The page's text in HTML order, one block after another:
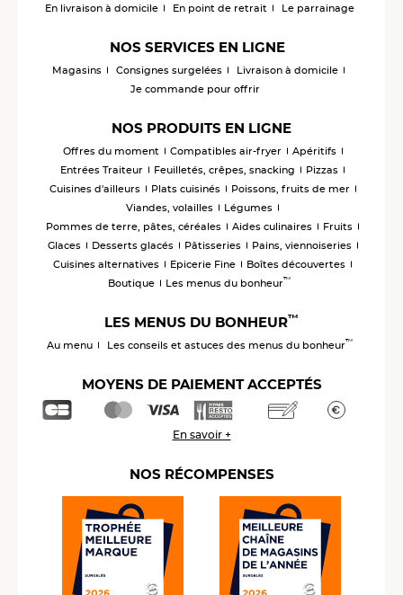
En livraison à domicile En point de retrait Le parrainage
NOS SERVICES EN LIGNE
Magasins Consignes surgelées
Livraison à domicile
Je commande pour offrir
NOS PRODUITS EN LIGNE
Offres du moment Compatibles air-fryer
Apéritifs
Entrées Traiteur
Feuilletés, crêpes, snacking
Pizzas
Cuisines d'ailleurs
Plats cuisinés
Poissons, fruits de mer
Viandes, volailles
Légumes
Pommes de terre, pâtes, céréales
Aides culinaires
Fruits
Glaces
Desserts glacés Pâtisseries
Pains, viennoiseries
Cuisines alternatives
Epicerie Fine
Boîtes découvertes
Boutique
Les menus du bonheur™
LES MENUS DU BONHEUR™
Au menu Les conseils et astuces des menus du bonheur™
MOYENS DE PAIEMENT ACCEPTÉS
En savoir +
NOS RÉCOMPENSES